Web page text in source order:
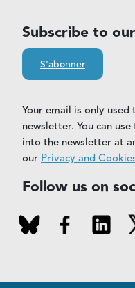
Subscribe to
S'abonner
Your email is only
newsletter. You can
into the newsletter at
our Privacy and
Follow us on